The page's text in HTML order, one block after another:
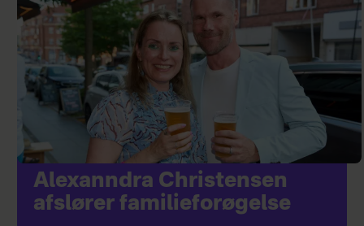
Alexanndra Christensen
afslører familieforøgelse